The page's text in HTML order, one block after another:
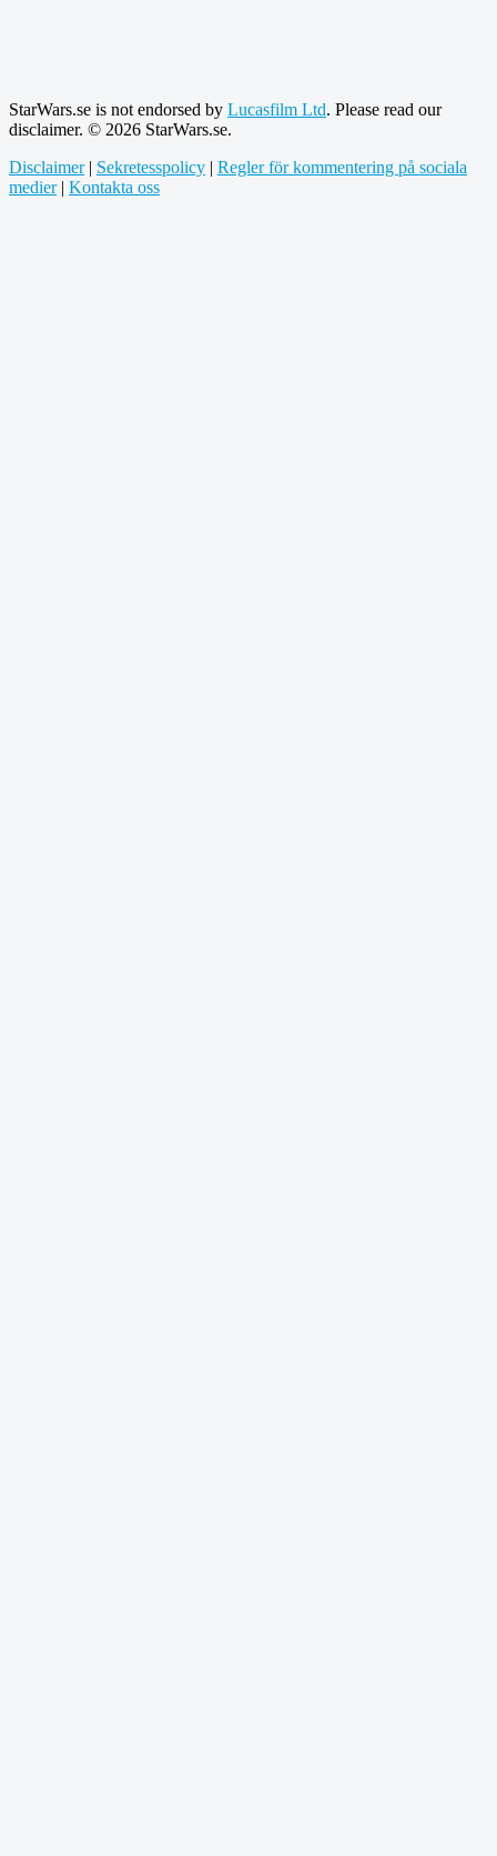
StarWars.se is not endorsed by Lucasfilm Ltd. Please read our
disclaimer. © 2026 StarWars.se.
Disclaimer| Sekretesspolicy | Regler för kommentering på sociala
medier| Kontakta oss